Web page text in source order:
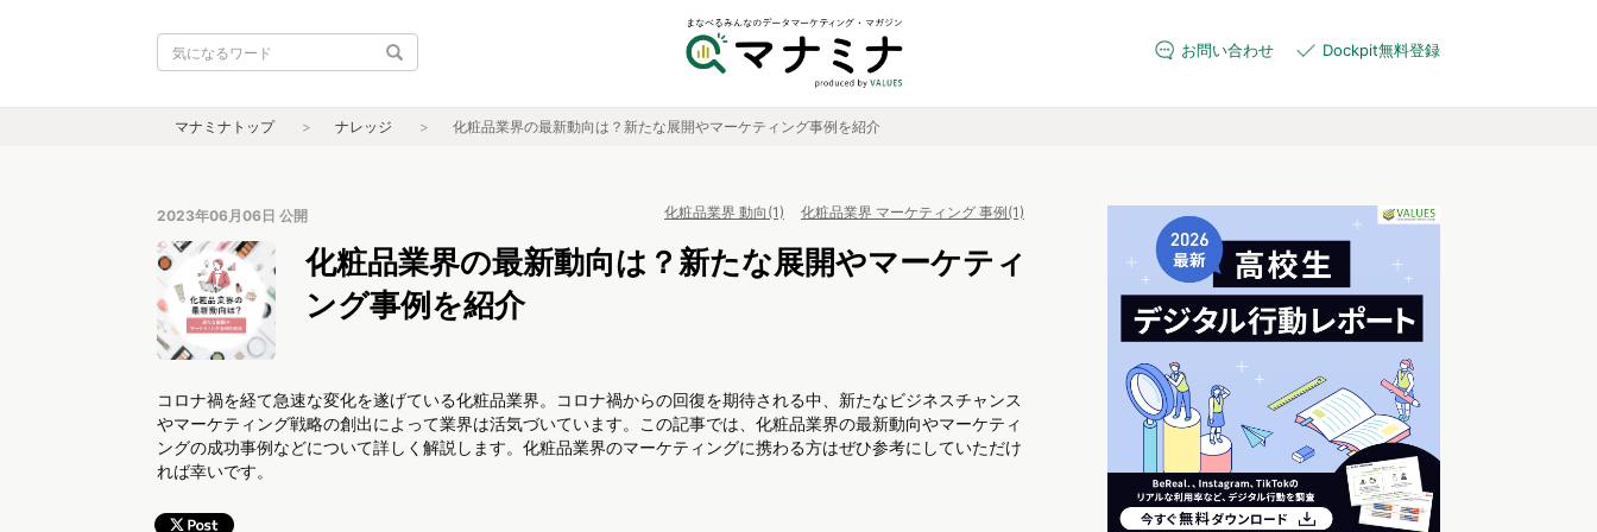
お問い合わせ Dockpit無料登録
マナミナトップ ナレッジ 化粧品業界の最新動向は？新たな展開やマーケティング事例を紹介
2023年06月06日 公開 化粧品業界 動向(1) 化粧品業界 マーケティング 事例(1)
化粧品業界の最新動向は？新たな展開やマーケティ
ング事例を紹介
コロナ禍を経て急速な変化を遂げている化粧品業界。コロナ禍からの回復を期待される中、新たなビジネスチャンス
やマーケティング戦略の創出によって業界は活気づいています。この記事では、化粧品業界の最新動向やマーケティ
ングの成功事例などについて詳しく解説します。化粧品業界のマーケティングに携わる方はぜひ参考にしていただけ
れば幸いです。